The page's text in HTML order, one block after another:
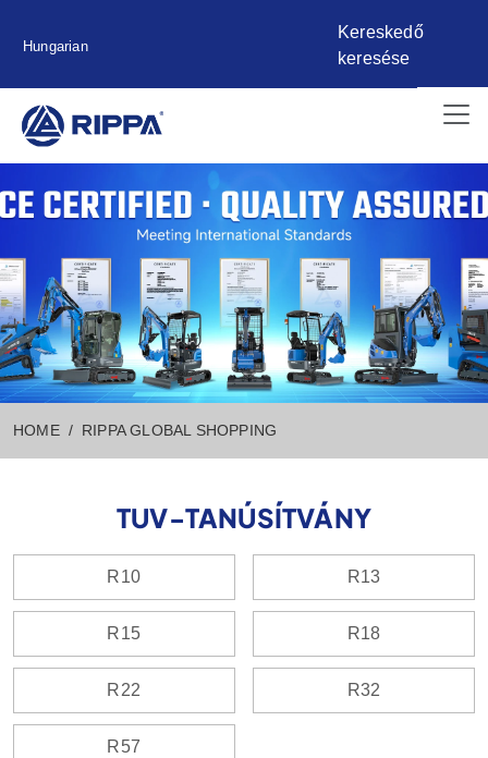
Hungarian
Kereskedő
keresése
HOME RIPPA GLOBAL SHOPPING
TUV-TANÚSÍTVÁNY
R10 R13
R15 R18
R22 R32
R57